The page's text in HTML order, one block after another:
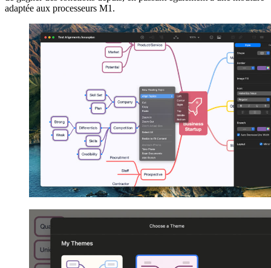
adaptée aux processeurs M1.